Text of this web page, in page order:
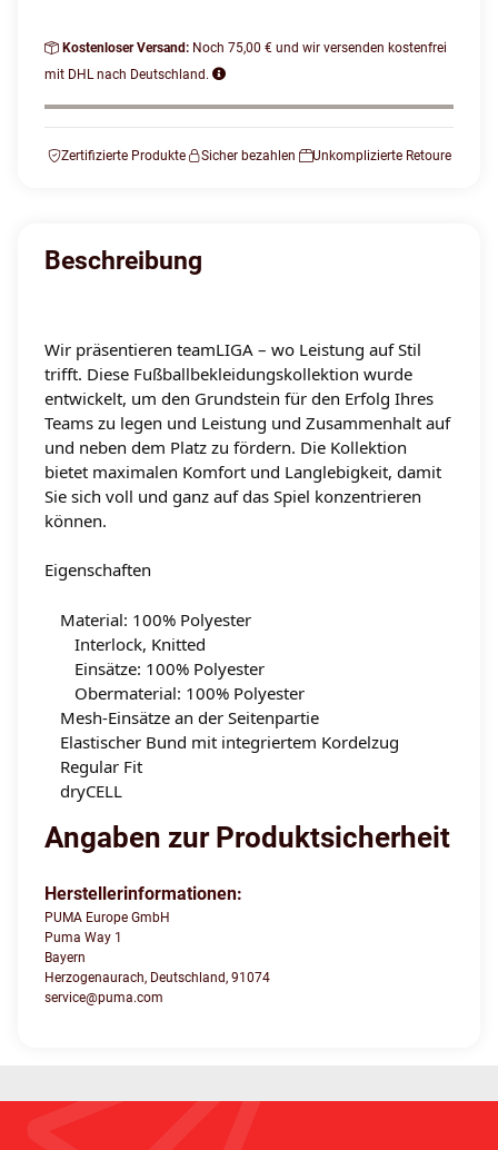
Kostenloser Versand: Noch 75,00 € und wir versenden kostenfrei
mit DHL nach Deutschland.
Zertifizierte Produkte Sicher bezahlen Unkomplizierte Retoure
Beschreibung
Wir präsentieren teamLIGA – wo Leistung auf Stil
trifft. Diese Fußballbekleidungskollektion wurde
entwickelt, um den Grundstein für den Erfolg Ihres
Teams zu legen und Leistung und Zusammenhalt auf
und neben dem Platz zu fördern. Die Kollektion
bietet maximalen Komfort und Langlebigkeit, damit
Sie sich voll und ganz auf das Spiel konzentrieren
können.
Eigenschaften
Material: 100% Polyester
Interlock, Knitted
Einsätze: 100% Polyester
Obermaterial: 100% Polyester
Mesh-Einsätze an der Seitenpartie
Elastischer Bund mit integriertem Kordelzug
Regular Fit
dryCELL
Angaben zur Produktsicherheit
Herstellerinformationen:
PUMA Europe GmbH
Puma Way 1
Bayern
Herzogenaurach, Deutschland, 91074
service@puma.com